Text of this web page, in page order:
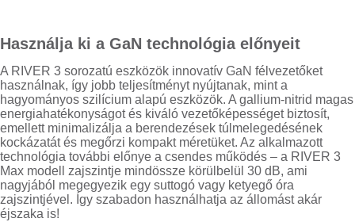
Használja ki a GaN technológia előnyeit
A RIVER 3 sorozatú eszközök innovatív GaN félvezetőket
használnak, így jobb teljesítményt nyújtanak, mint a
hagyományos szilícium alapú eszközök. A gallium-nitrid magas
energiahatékonyságot és kiváló vezetőképességet biztosít,
emellett minimalizálja a berendezések túlmelegedésének
kockázatát és megőrzi kompakt méretüket. Az alkalmazott
technológia további előnye a csendes működés – a RIVER 3
Max modell zajszintje mindössze körülbelül 30 dB, ami
nagyjából megegyezik egy suttogó vagy ketyegő óra
zajszintjével. Így szabadon használhatja az állomást akár
éjszaka is!